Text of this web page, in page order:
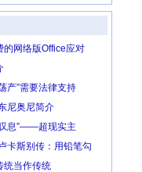
的网络版Office应对
产”需要法律支持
尼奥尼简介
息”——超现实主
卡斯别传：用铅笔勾
统当作传统